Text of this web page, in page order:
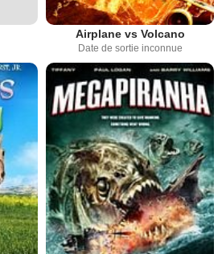
Airplane vs Volcano
Date de sortie inconnue